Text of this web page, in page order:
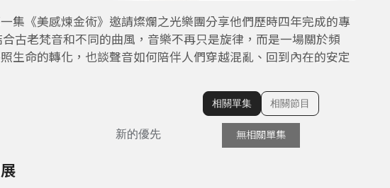
集《美感煉金術》邀請燦爛之光樂團分享他們歷時四年完成的專
古老梵音和不同的曲風，音樂不再只是旋律，而是一場關於頻
生命的轉化，也談聲音如何陪伴人們穿越混亂、回到內在的安定
新的優先
顯示相關單集
相關單集 相關節目
無相關單集